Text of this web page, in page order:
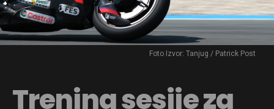
Foto Izvor: Tanjug / Patrick Post
Trening sesije za